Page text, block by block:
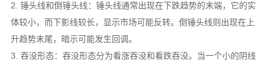
2. 锤头线和倒锤头线：锤头线通常出现在下跌趋势的末端，它的实
体较小，而下影线较长，显示市场可能反转。倒锤头线则出现在上
升趋势末尾，暗示可能发生回调。
3. 吞没形态：吞没形态分为看涨吞没和看跌吞没。当一个小的阴线